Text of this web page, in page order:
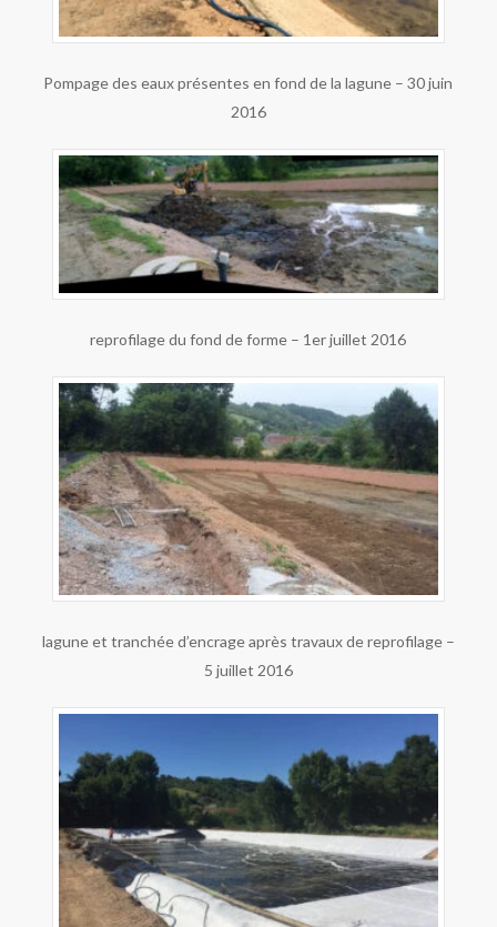
Pompage des eaux présentes en fond de la lagune – 30 juin
2016
reprofilage du fond de forme – 1er juillet 2016
lagune et tranchée d’encrage après travaux de reprofilage –
5 juillet 2016